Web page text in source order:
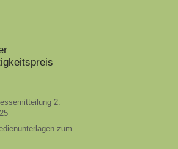
2.
zum